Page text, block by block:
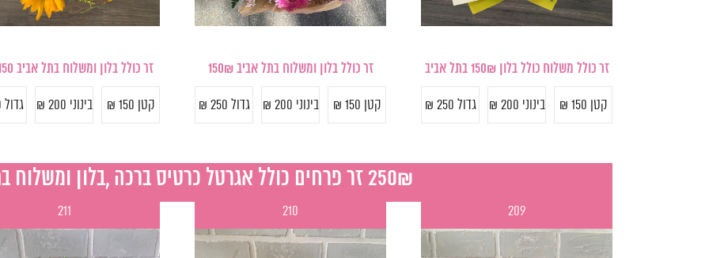
זר כולל משלוח כולל בלון 150₪ בתל אביב
קטן 150 ₪ בינוני 200 ₪ גדול 250 ₪
זר כולל בלון ומשלוח בתל אביב 150₪
קטן 150 ₪ בינוני 200 ₪ גדול 250 ₪
זר כולל בלון ומשלוח בתל אביב 150 ש"ח
קטן 150 ₪ בינוני 200 ₪ גדול 250 ₪
250₪ זר פרחים כולל אגרטל כרטיס ברכה ,בלון ומשלוח בתל אביב
209
210
211